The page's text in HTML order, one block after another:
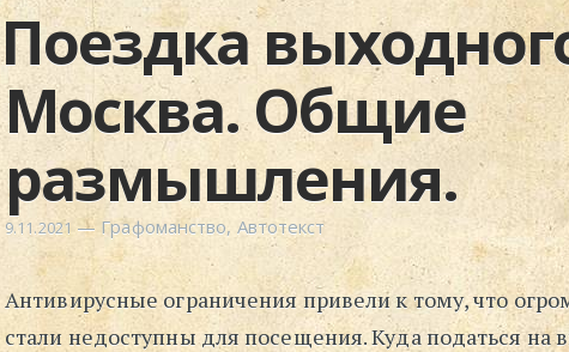
Поездка
Москва. Общие
размышления.
9.11.2021 — Графоманство, Автотекст
Антивирусные ограничения привели к тому, что
стали недоступны для посещения. Куда податься